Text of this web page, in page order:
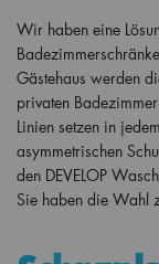
Wir haben eine
Gästehaus werden
privaten
Linien setzen in
asymmetrischen
den DEVELOP
Sie haben die Wahl